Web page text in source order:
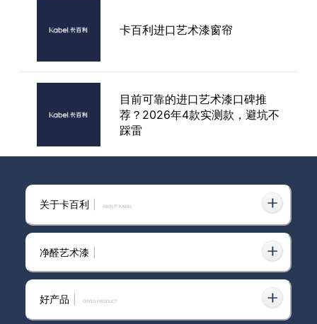
选择艺术漆加盟商，开启您的财
富之路！
卡百利进口艺术漆窗帘
目前可靠的进口艺术漆口碑推
荐？2026年4款实测款，避坑不
踩雷
深圳进口艺术漆厂家
关于卡百利 ABOUT KABEL
净醛艺术漆
好产品 GOOD PRODUCT